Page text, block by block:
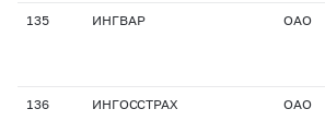
135 ИНГВАР ОАО
136 ИНГОССТРАХ ОАО